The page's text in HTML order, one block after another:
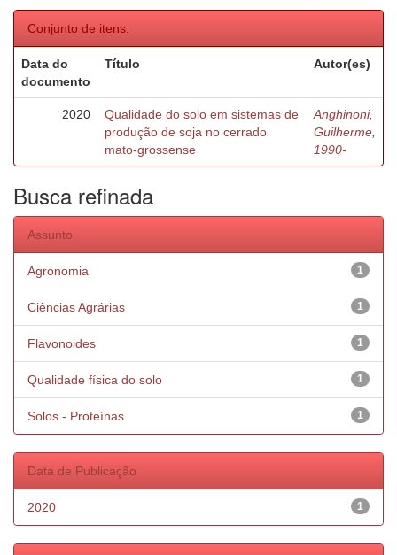
Conjunto de itens:
Data do
documento
Título Autor(es)
2020
Qualidade do solo em sistemas de
produção de soja no cerrado
mato-grossense
Anghinoni,
Guilherme,
1990-
Busca refinada
Assunto
1
Agronomia
1
Ciências Agrárias
1
Flavonoides
1
Qualidade física do solo
1
Solos - Proteínas
Data de Publicação
1
2020